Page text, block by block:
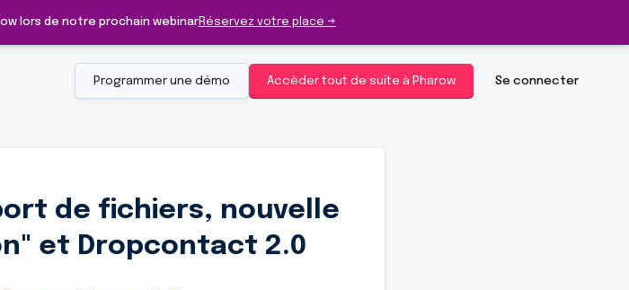
lors de notre prochain webinarRéservez votre place →
Programmer une démo Accèder tout de suite à Pharow Se connecter
de fichiers, nouvelle
et Dropcontact 2.0